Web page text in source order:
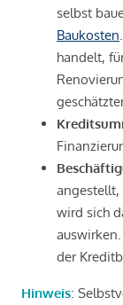
selbst
Baukosten
handelt,
angestellt,
wird sich
der
Hinweis: